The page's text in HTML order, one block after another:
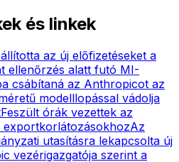
és linkek
az új előfizetéseket a
ellenőrzés alatt futó MI-
csábítaná az Anthropicot az
modelllopással vádolja
Feszült órák vezettek az
exportkorlátozásokhozAz
utasításra lekapcsolta új
vezérigazgatója szerint a